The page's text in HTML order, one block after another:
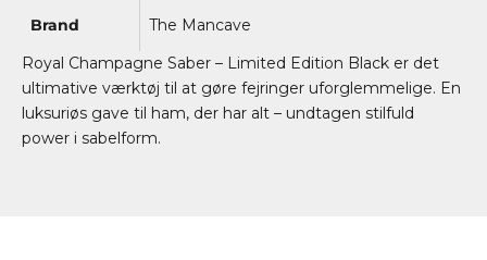
Brand
The Mancave
Royal Champagne Saber – Limited Edition Black er det
ultimative værktøj til at gøre fejringer uforglemmelige. En
luksuriøs gave til ham, der har alt – undtagen stilfuld
power i sabelform.